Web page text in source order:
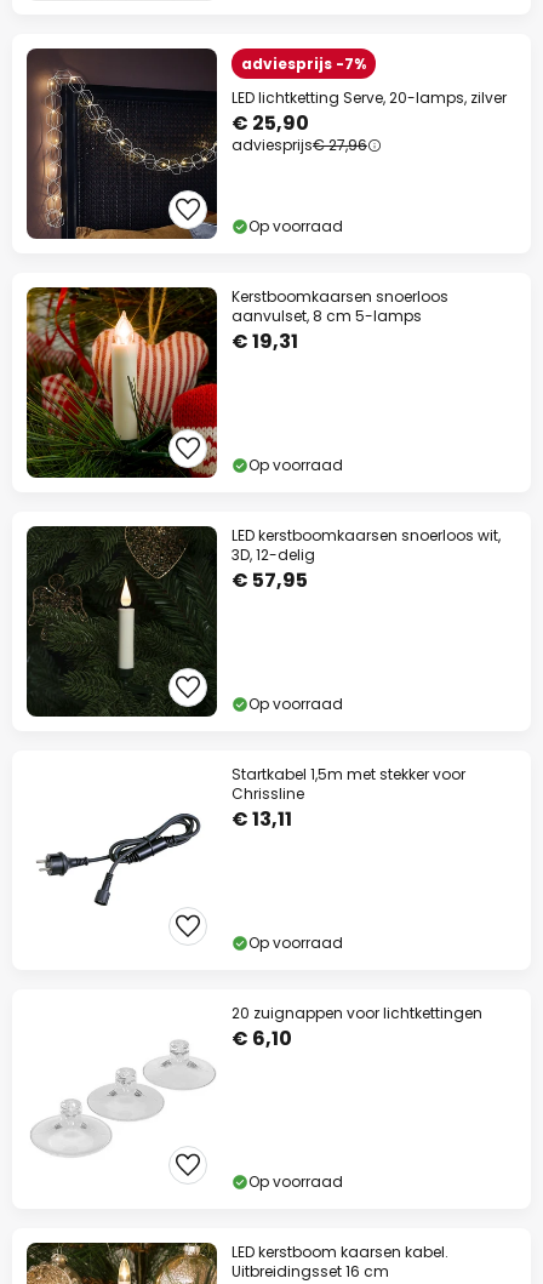
adviesprijs -7%
LED lichtketting Serve, 20-lamps, zilver
€ 25,90
adviesprijs€ 27,96
Op voorraad
Kerstboomkaarsen snoerloos
aanvulset, 8 cm 5-lamps
€ 19,31
Op voorraad
LED kerstboomkaarsen snoerloos wit,
3D, 12-delig
€ 57,95
Op voorraad
Startkabel 1,5m met stekker voor
Chrissline
€ 13,11
Op voorraad
20 zuignappen voor lichtkettingen
€ 6,10
Op voorraad
LED kerstboom kaarsen kabel.
Uitbreidingsset 16 cm